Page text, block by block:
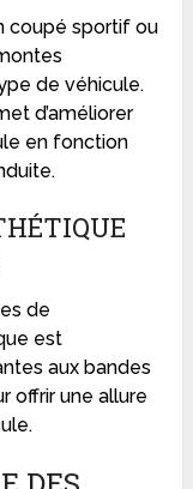
coupé sportif ou
de véhicule.
d’améliorer
en fonction
de
est
aux bandes
offrir une allure